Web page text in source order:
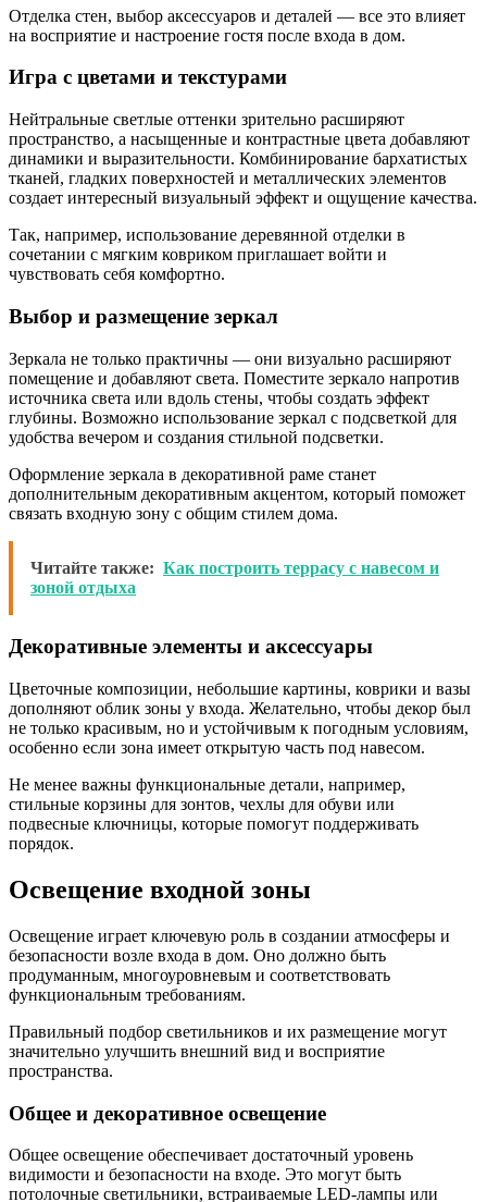
Отделка стен, выбор аксессуаров и деталей — все это влияет
на восприятие и настроение гостя после входа в дом.
Игра с цветами и текстурами
Нейтральные светлые оттенки зрительно расширяют
пространство, а насыщенные и контрастные цвета добавляют
динамики и выразительности. Комбинирование бархатистых
тканей, гладких поверхностей и металлических элементов
создает интересный визуальный эффект и ощущение качества.
Так, например, использование деревянной отделки в
сочетании с мягким ковриком приглашает войти и
чувствовать себя комфортно.
Выбор и размещение зеркал
Зеркала не только практичны — они визуально расширяют
помещение и добавляют света. Поместите зеркало напротив
источника света или вдоль стены, чтобы создать эффект
глубины. Возможно использование зеркал с подсветкой для
удобства вечером и создания стильной подсветки.
Оформление зеркала в декоративной раме станет
дополнительным декоративным акцентом, который поможет
связать входную зону с общим стилем дома.
Читайте также: Как построить террасу с навесом и
зоной отдыха
Декоративные элементы и аксессуары
Цветочные композиции, небольшие картины, коврики и вазы
дополняют облик зоны у входа. Желательно, чтобы декор был
не только красивым, но и устойчивым к погодным условиям,
особенно если зона имеет открытую часть под навесом.
Не менее важны функциональные детали, например,
стильные корзины для зонтов, чехлы для обуви или
подвесные ключницы, которые помогут поддерживать
порядок.
Освещение входной зоны
Освещение играет ключевую роль в создании атмосферы и
безопасности возле входа в дом. Оно должно быть
продуманным, многоуровневым и соответствовать
функциональным требованиям.
Правильный подбор светильников и их размещение могут
значительно улучшить внешний вид и восприятие
пространства.
Общее и декоративное освещение
Общее освещение обеспечивает достаточный уровень
видимости и безопасности на входе. Это могут быть
потолочные светильники, встраиваемые LED-лампы или